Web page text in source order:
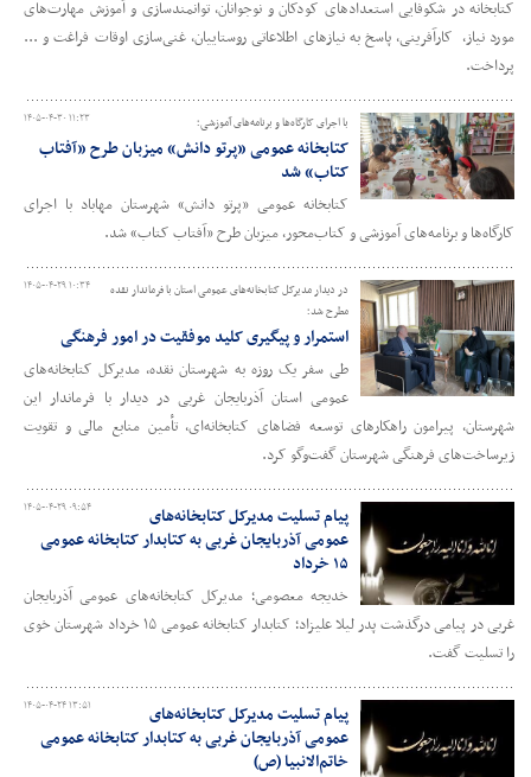
کتابخانه در شکوفایی استعدادهای کودکان و نوجوانان، توانمندسازی و آموزش مهارت‌های
مورد نیاز، کارآفرینی، پاسخ به نیازهای اطلاعاتی روستاییان، غنی‌سازی اوقات فراغت و ...
پرداخت.
۱۴۰۵-۰۴-۳۰ ۱۱:۲۳ با اجرای کارگاه‌ها و برنامه‌های آموزشی؛
کتابخانه عمومی «پرتو دانش» میزبان طرح «آفتاب
کتاب» شد
کتابخانه عمومی «پرتو دانش» شهرستان مهاباد با اجرای
کارگاه‌ها و برنامه‌های آموزشی و کتاب‌محور، میزبان طرح «آفتاب کتاب» شد.
۱۴۰۵-۰۴-۲۹ ۱۰:۳۴
در دیدار مدیرکل کتابخانه‌های عمومی استان با فرماندار نقده
مطرح شد؛
استمرار و پیگیری کلید موفقیت در امور فرهنگی
طی سفر یک روزه به شهرستان نقده، مدیرکل کتابخانه‌های
عمومی استان آذربایجان‌ غربی در دیدار با فرماندار این
شهرستان، پیرامون راهکارهای توسعه فضاهای کتابخانه‌ای، تأمین منابع مالی و تقویت
زیرساخت‌های فرهنگی شهرستان گفت‌وگو کرد.
۱۴۰۵-۰۴-۲۹ ۰۹:۵۴
پیام تسلیت مدیرکل کتابخانه‌های
عمومی آذربایجان‌ غربی به کتابدار کتابخانه عمومی
۱۵ خرداد
خدیجه معصومی؛ مدیرکل کتابخانه‌های عمومی آذربایجان‌
غربی در پیامی درگذشت پدر لیلا علیزاد؛ کتابدار کتابخانه عمومی ۱۵ خرداد شهرستان خوی
را تسلیت گفت.
۱۴۰۵-۰۴-۲۴ ۱۳:۵۱
پیام تسلیت مدیرکل کتابخانه‌های
عمومی آذربایجان‌ غربی به کتابدار کتابخانه عمومی
خاتم‌الانبیا (ص)